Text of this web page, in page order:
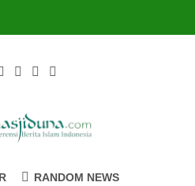
RANDOM NEWS